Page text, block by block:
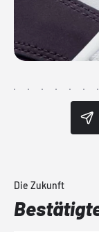
Die Zukunft